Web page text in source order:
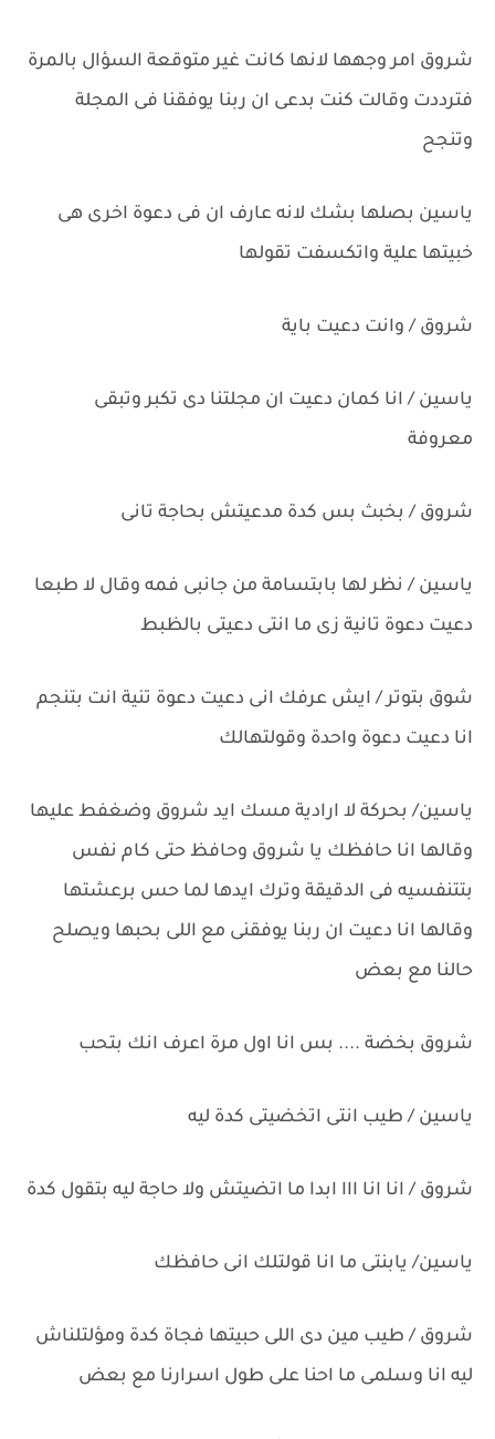
شروق امر وجهها لانها كانت غير متوقعة السؤال بالمرة
فترددت وقالت كنت بدعى ان ربنا يوفقنا فى المجلة
وتنجح
ياسين بصلها بشك لانه عارف ان فى دعوة اخرى هى
خبيتها علية واتكسفت تقولها
شروق / وانت دعيت باية
ياسين / انا كمان دعيت ان مجلتنا دى تكبر وتبقى
معروفة
شروق / بخبث بس كدة مدعيتش بحاجة تانى
ياسين / نظر لها بابتسامة من جانبى فمه وقال لا طبعا
دعيت دعوة تانية زى ما انتى دعيتى بالظبط
شوق بتوتر / ايش عرفك انى دعيت دعوة تنية انت بتنجم
انا دعيت دعوة واحدة وقولتهالك
ياسين/ بحركة لا ارادية مسك ايد شروق وضغفط عليها
وقالها انا حافظك يا شروق وحافظ حتى كام نفس
بتتنفسيه فى الدقيقة وترك ايدها لما حس برعشتها
وقالها انا دعيت ان ربنا يوفقنى مع اللى بحبها ويصلح
حالنا مع بعض
شروق بخضة .... بس انا اول مرة اعرف انك بتحب
ياسين / طيب انتى اتخضيتى كدة ليه
شروق / انا انا ااا ابدا ما اتضيتش ولا حاجة ليه بتقول كدة
ياسين/ يابنتى ما انا قولتلك انى حافظك
شروق / طيب مين دى اللى حبيتها فجاة كدة ومؤلتلناش
ليه انا وسلمى ما احنا على طول اسرارنا مع بعض